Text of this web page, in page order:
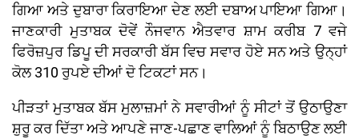
ਗਿਆ ਅਤੇ ਦੁਬਾਰਾ ਕਿਰਾਇਆ ਦੇਣ ਲਈ ਦਬਾਅ ਪਾਇਆ ਗਿਆ।
ਜਾਣਕਾਰੀ ਮੁਤਾਬਕ ਦੋਵੇਂ ਨੌਜਵਾਨ ਐਤਵਾਰ ਸ਼ਾਮ ਕਰੀਬ 7 ਵਜੇ
ਫਿਰੋਜ਼ਪੁਰ ਡਿਪੂ ਦੀ ਸਰਕਾਰੀ ਬੱਸ ਵਿਚ ਸਵਾਰ ਹੋਏ ਸਨ ਅਤੇ ਉਨ੍ਹਾਂ
ਕੋਲ 310 ਰੁਪਏ ਦੀਆਂ ਦੋ ਟਿਕਟਾਂ ਸਨ।
ਪੀੜਤਾਂ ਮੁਤਾਬਕ ਬੱਸ ਮੁਲਾਜ਼ਮਾਂ ਨੇ ਸਵਾਰੀਆਂ ਨੂੰ ਸੀਟਾਂ ਤੋਂ ਉਠਾਉਣਾ
ਸ਼ੁਰੂ ਕਰ ਦਿੱਤਾ ਅਤੇ ਆਪਣੇ ਜਾਣ-ਪਛਾਣ ਵਾਲਿਆਂ ਨੂੰ ਬਿਠਾਉਣ ਲਈ